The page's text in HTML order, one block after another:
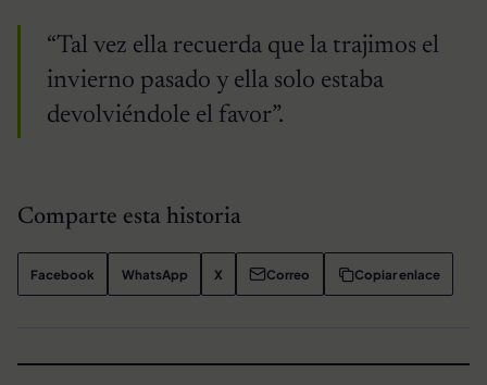
“Tal vez ella recuerda que la trajimos el
invierno pasado y ella solo estaba
devolviéndole el favor”.
Comparte esta historia
Facebook WhatsApp X Correo Copiar enlace